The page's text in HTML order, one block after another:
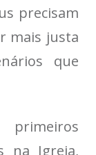
precisam
mais justa
que
na Igreja,